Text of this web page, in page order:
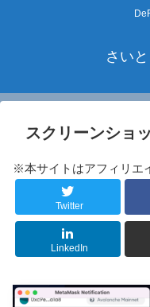
さい
スクリーンショ
※本サイトはアフィリエ
Twitter
LinkedIn